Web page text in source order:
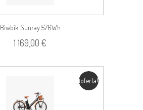
Biwbik Sunray 576Wh
1 169,00 €
¡oferta!